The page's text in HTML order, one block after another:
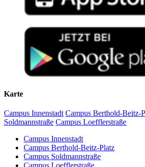
Karte
Campus Innenstadt Campus Berthold-Beitz-
Soldmannstraße Campus Loefflerstraße
Campus Innenstadt
Campus Berthold-Beitz-Platz
Campus Soldmannstraße